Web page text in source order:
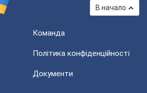
В начало
Команда
Політика конфіденційності
Документи